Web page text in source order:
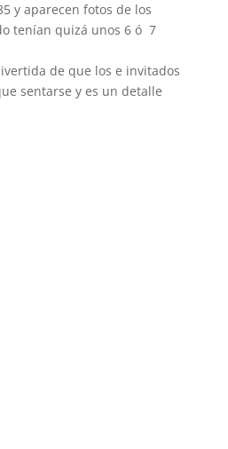
y aparecen fotos de los
tenían quizá unos 6 ó 7
de que los e invitados
sentarse y es un detalle